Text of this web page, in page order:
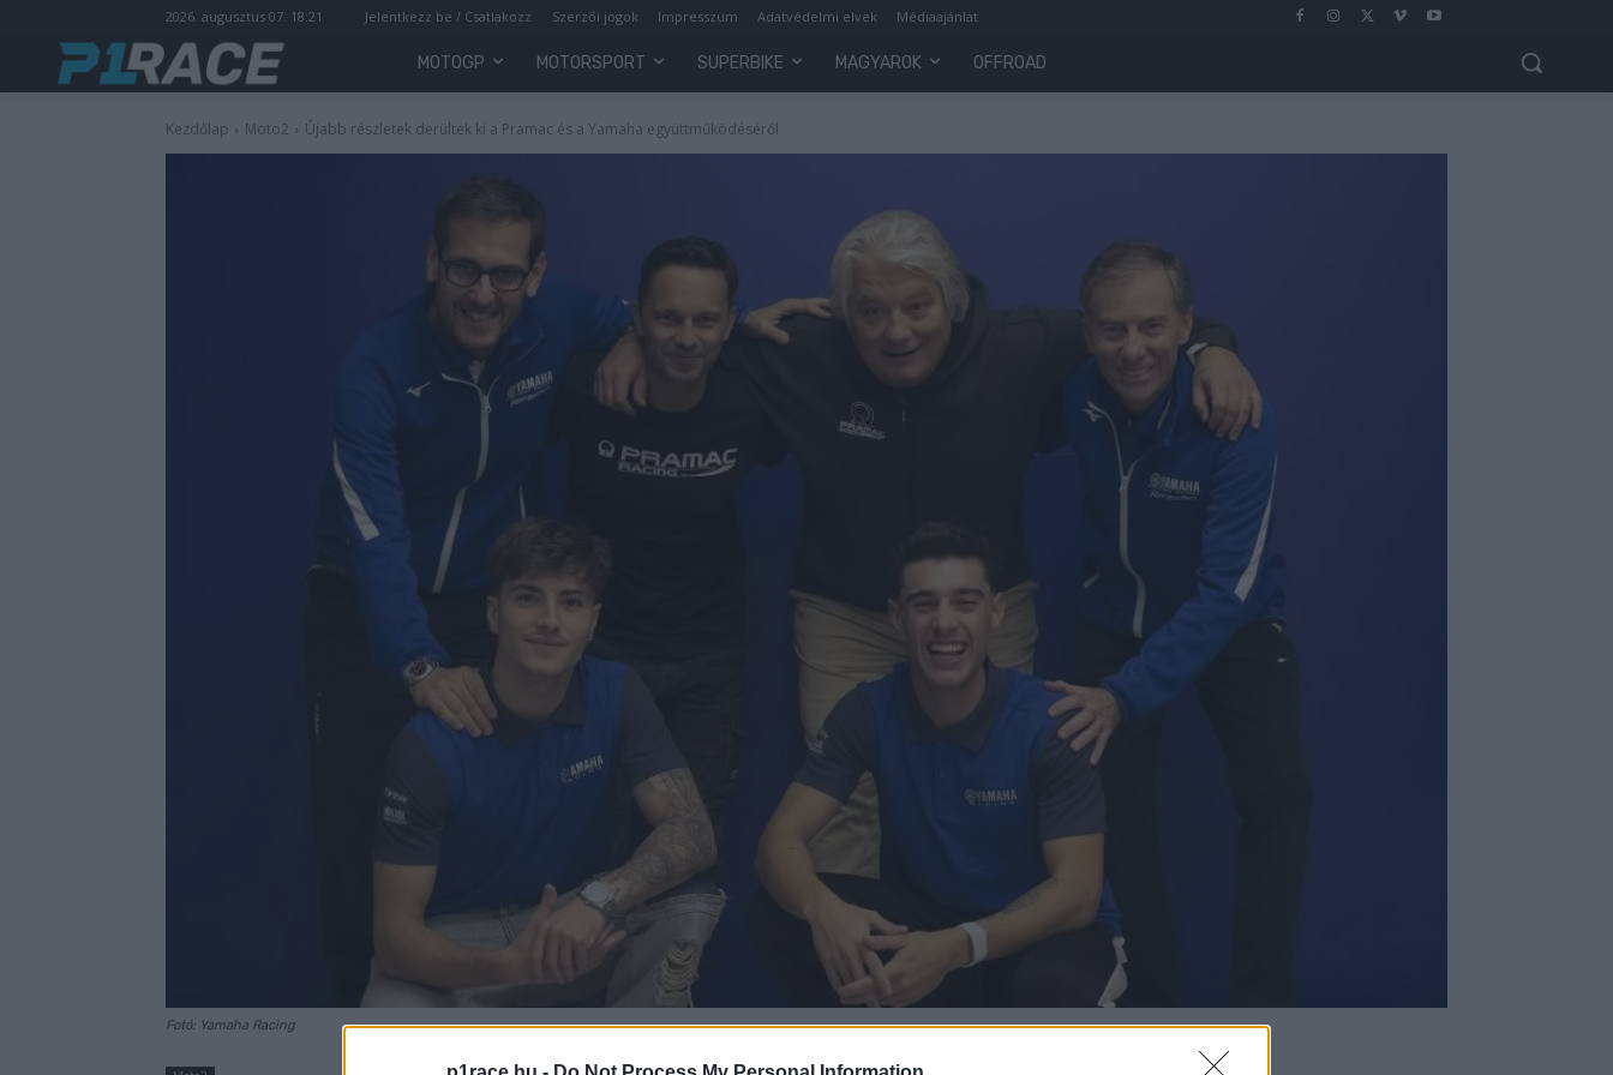
2026. augusztus 07. 18:21 Jelentkezz be / Csatlakozz Szerzői jogok Impresszum Adatvédelmi elvek Médiaajánlat
MOTOGP MOTORSPORT SUPERBIKE MAGYAROK OFFROAD
Kezdőlap Moto2 Újabb részletek derültek ki a Pramac és a Yamaha együttműködéséről
Fotó: Yamaha Racing